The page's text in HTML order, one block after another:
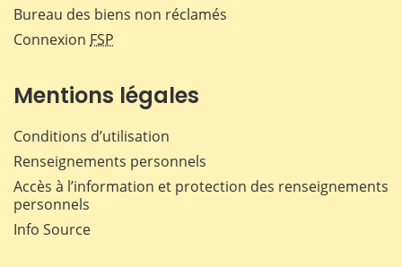
Bureau des biens non réclamés
Connexion FSP
Mentions légales
Conditions d’utilisation
Renseignements personnels
Accès à l’information et protection des renseignements
personnels
Info Source